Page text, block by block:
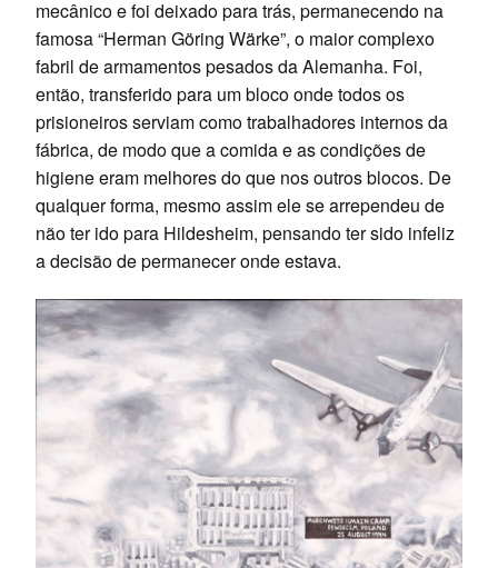
mecânico e foi deixado para trás, permanecendo na
famosa “Herman Göring Wärke”, o maior complexo
fabril de armamentos pesados da Alemanha. Foi,
então, transferido para um bloco onde todos os
prisioneiros serviam como trabalhadores internos da
fábrica, de modo que a comida e as condições de
higiene eram melhores do que nos outros blocos. De
qualquer forma, mesmo assim ele se arrependeu de
não ter ido para Hildesheim, pensando ter sido infeliz
a decisão de permanecer onde estava.